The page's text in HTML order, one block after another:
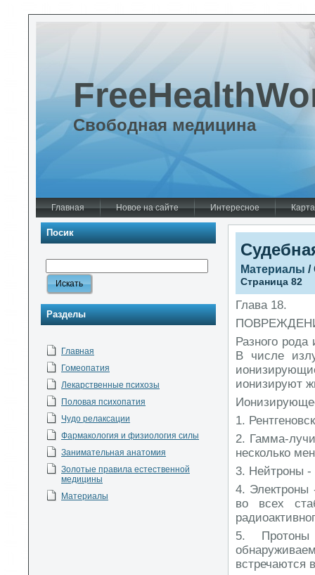
Свободная медицина
Главная Новое на сайте Интересное
Посик
Разделы
Главная
Гомеопатия
Лекарственные психозы
Половая психопатия
Чудо релаксации
Фармакология и физиология силы
Занимательная анатомия
Золотые правила естественной
медицины
Материалы
Материалы /
Страница 82
Глава 18.
Разного
В числе
ионизируют
1.
2. Гамма-
несколько
3. Нейтроны -
4. Электроны
во всех
5. Протоны
встречаются